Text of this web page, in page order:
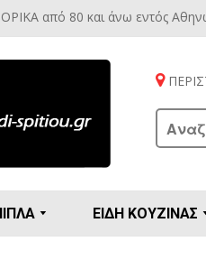
από 80 και άνω εντός
ΕΙΔΗ ΚΟΥΖΙΝΑΣ